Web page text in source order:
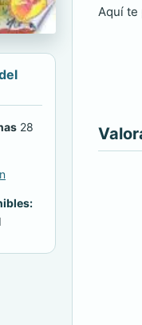
28
Aquí te